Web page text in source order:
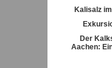
Kalisalz
Der
Aachen: